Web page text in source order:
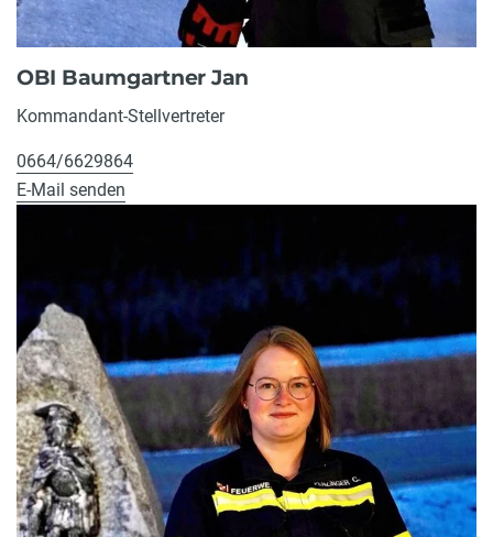
OBI Baumgartner Jan
Kommandant-Stellvertreter
0664/6629864
E-Mail senden